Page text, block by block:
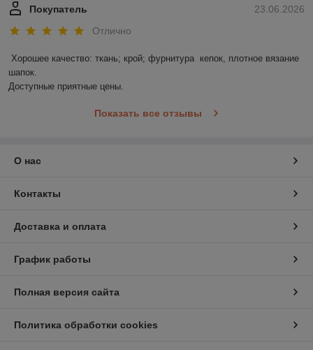
23.06.2026
Покупатель
Отлично
Хорошее качество: ткань; крой; фурнитура  кепок, плотное вязание
шапок.
Доступные приятные цены.
Показать все отзывы
О нас
Контакты
Доставка и оплата
График работы
Полная версия сайта
Политика обработки cookies